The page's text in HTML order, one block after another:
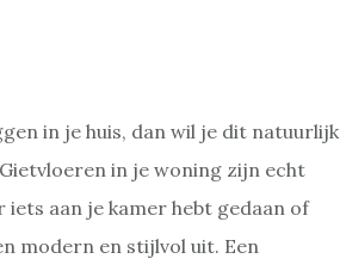
in je huis, dan wil je dit natuurlijk
in je woning zijn echt
aan je kamer hebt gedaan of
modern en stijlvol uit. Een